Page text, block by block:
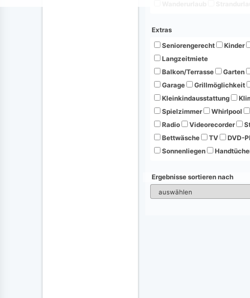
Extras
Seniorengerecht
Kinder
Langzeitmiete
Balkon/Terrasse
Garten
Garage
Grillmöglichkeit
Kleinkindausstattung
Spielzimmer
Whirlpool
Radio
Videorecorder
Bettwäsche
TV DVD-
Sonnenliegen
Ergebnisse sortieren nach